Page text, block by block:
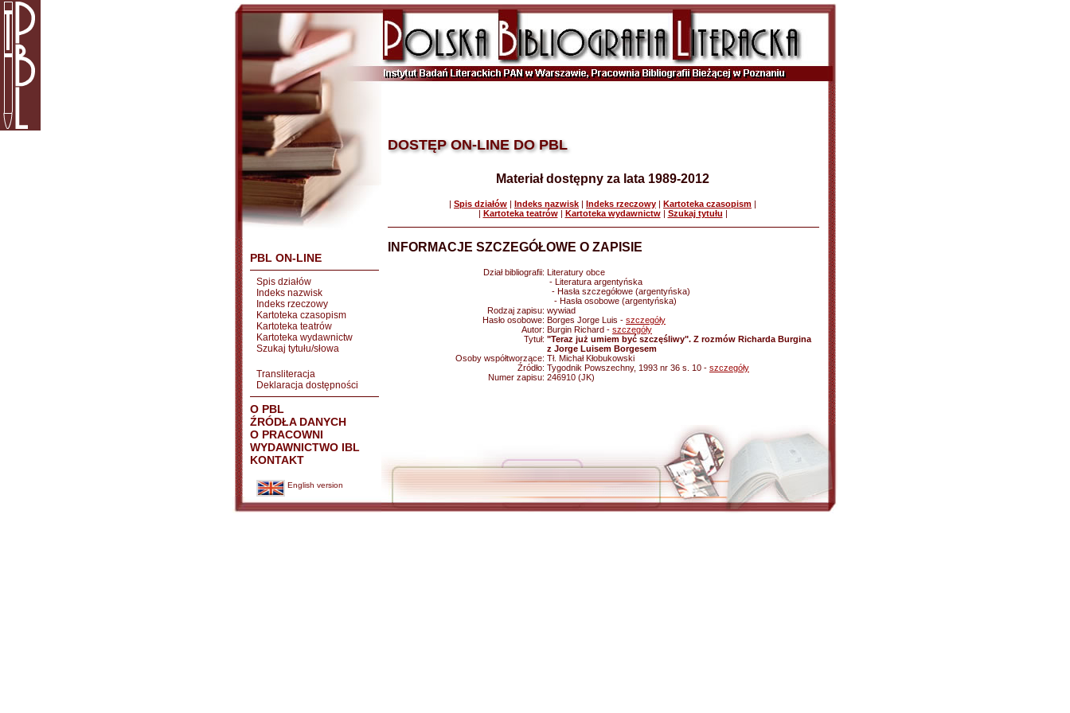
PBL ON-LINE
Spis działów
Indeks nazwisk
Indeks rzeczowy
Kartoteka czasopism
Kartoteka teatrów
Kartoteka wydawnictw
Szukaj tytułu/słowa
Transliteracja
Deklaracja dostępności
O PBL
ŹRÓDŁA DANYCH
O PRACOWNI
WYDAWNICTWO IBL
KONTAKT
English version
DOSTĘP ON-LINE DO PBL
Materiał dostępny za lata 1989-2012
| Spis działów | Indeks nazwisk | Indeks rzeczowy | Kartoteka czasopism |
| Kartoteka teatrów| Kartoteka wydawnictw| Szukaj tytułu |
INFORMACJE SZCZEGÓŁOWE O ZAPISIE
Dział bibliografii: Literatury obce
- Literatura argentyńska
- Hasła szczegółowe (argentyńska)
- Hasła osobowe (argentyńska)
Rodzaj zapisu: wywiad
Hasło osobowe: Borges Jorge Luis - szczegóły
Autor: Burgin Richard - szczegóły
Tytuł: "Teraz już umiem być szczęśliwy". Z rozmów Richarda Burgina
z Jorge Luisem Borgesem
Osoby współtworzące: Tł. Michał Kłobukowski
Źródło: Tygodnik Powszechny, 1993 nr 36 s. 10 - szczegóły
Numer zapisu: 246910 (JK)